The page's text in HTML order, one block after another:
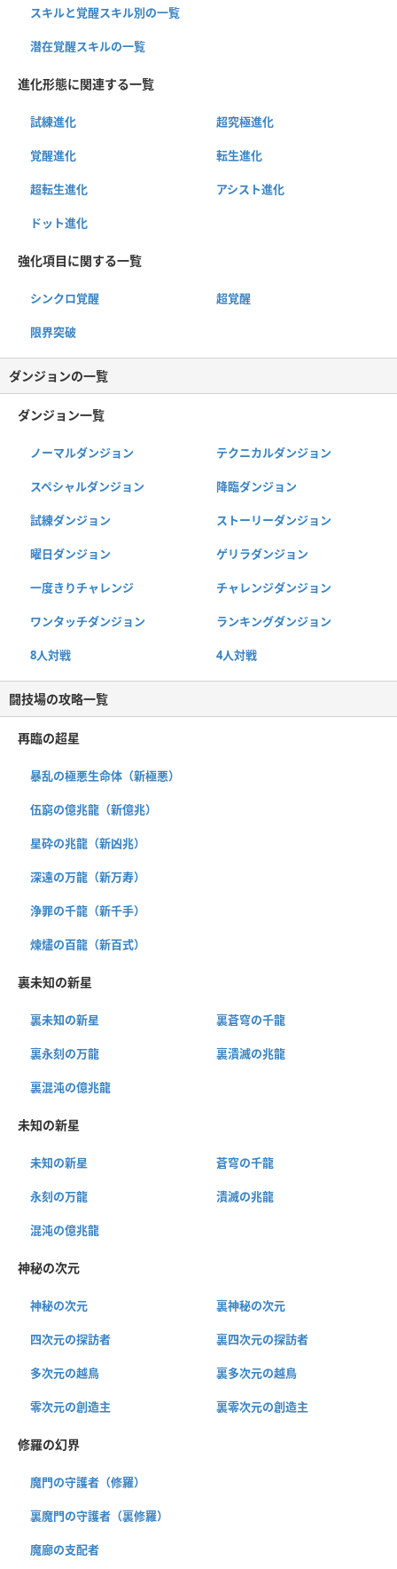
スキルと覚醒スキル別の一覧
潜在覚醒スキルの一覧
進化形態に関連する一覧
試練進化 超究極進化
覚醒進化 転生進化
超転生進化 アシスト進化
ドット進化
強化項目に関する一覧
シンクロ覚醒 超覚醒
限界突破
ダンジョンの一覧
ダンジョン一覧
ノーマルダンジョン テクニカルダンジョン
スペシャルダンジョン 降臨ダンジョン
試練ダンジョン ストーリーダンジョン
曜日ダンジョン ゲリラダンジョン
一度きりチャレンジ チャレンジダンジョン
ワンタッチダンジョン ランキングダンジョン
8人対戦 4人対戦
闘技場の攻略一覧
再臨の超星
暴乱の極悪生命体（新極悪）
伍窮の億兆龍（新億兆）
星砕の兆龍（新凶兆）
深遠の万龍（新万寿）
浄罪の千龍（新千手）
煉燼の百龍（新百式）
裏未知の新星
裏未知の新星 裏蒼穹の千龍
裏永刻の万龍 裏潰滅の兆龍
裏混沌の億兆龍
未知の新星
未知の新星 蒼穹の千龍
永刻の万龍 潰滅の兆龍
混沌の億兆龍
神秘の次元
神秘の次元 裏神秘の次元
四次元の探訪者 裏四次元の探訪者
多次元の越鳥 裏多次元の越鳥
零次元の創造主 裏零次元の創造主
修羅の幻界
魔門の守護者（修羅）
裏魔門の守護者（裏修羅）
魔廊の支配者